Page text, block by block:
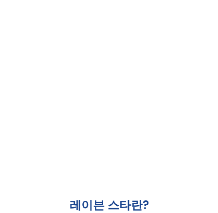
레이븐 스타란?